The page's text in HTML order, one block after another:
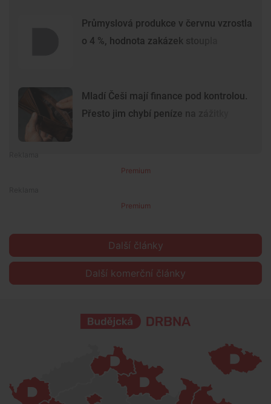
Průmyslová produkce v červnu vzrostla
o 4 %, hodnota zakázek stoupla
Mladí Češi mají finance pod kontrolou.
Přesto jim chybí peníze na zážitky
Premium
Premium
Další články
Další komerční články